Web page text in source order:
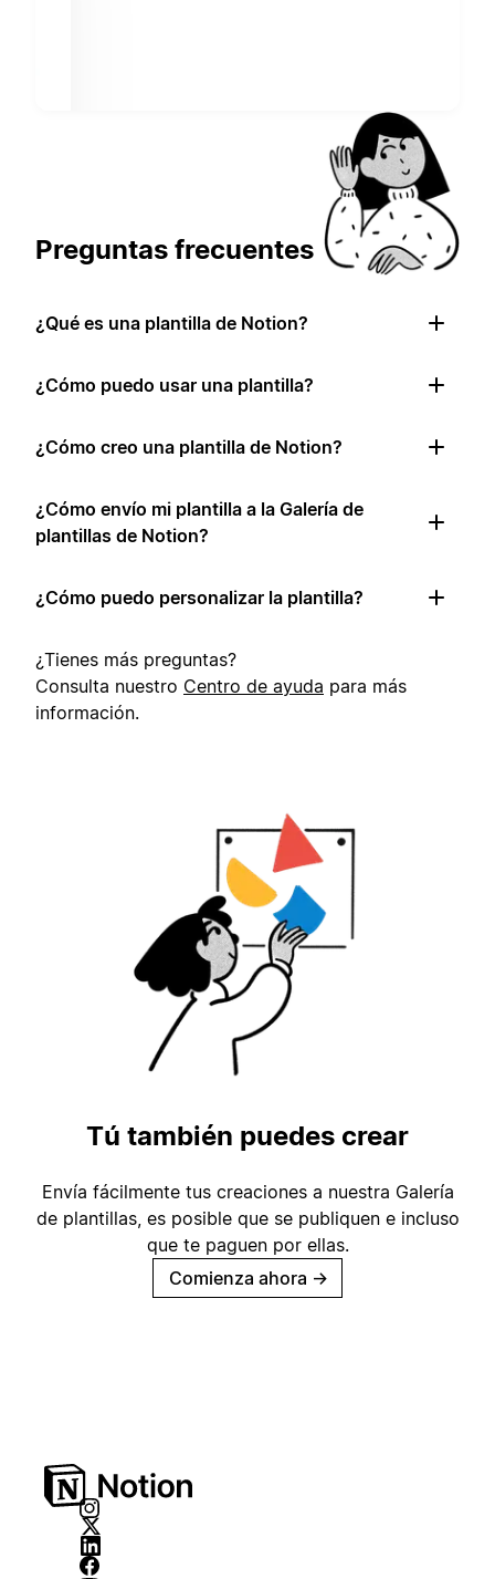
Preguntas frecuentes
¿Qué es una plantilla de Notion?
¿Cómo puedo usar una plantilla?
¿Cómo creo una plantilla de Notion?
¿Cómo envío mi plantilla a la Galería de
plantillas de Notion?
¿Cómo puedo personalizar la plantilla?
¿Tienes más preguntas?
Consulta nuestro Centro de ayuda para más
información.
Tú también puedes crear
Envía fácilmente tus creaciones a nuestra Galería
de plantillas, es posible que se publiquen e incluso
que te paguen por ellas.
Comienza ahora →